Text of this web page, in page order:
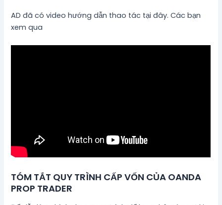
AD đã có video hướng dẫn thao tác tại đây. Các bạn
xem qua
TÓM TẮT QUY TRÌNH CẤP VỐN CỦA OANDA
PROP TRADER